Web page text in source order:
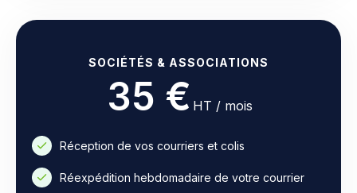
SOCIÉTÉS & ASSOCIATIONS
35 € HT / mois
Réception de vos courriers et colis
Réexpédition hebdomadaire de votre courrier